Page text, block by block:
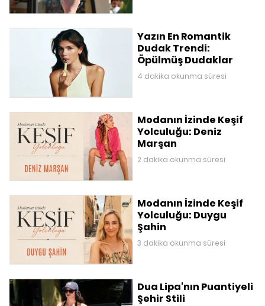
Yazın En Romantik
Dudak Trendi:
Öpülmüş Dudaklar
4 dakika okunma süresi
Modanın İzinde Keşif
Yolculuğu: Deniz
Marşan
2 dakika okunma süresi
Modanın İzinde Keşif
Yolculuğu: Duygu
Şahin
3 dakika okunma süresi
Dua Lipa'nın Puantiyeli
Şehir Stili